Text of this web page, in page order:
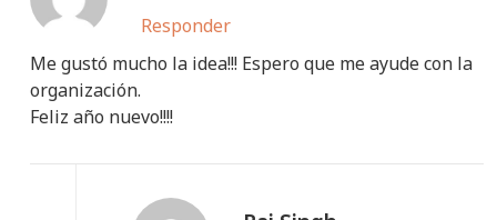
Responder
Me gustó mucho la idea!!! Espero que me ayude con la
organización.
Feliz año nuevo!!!!